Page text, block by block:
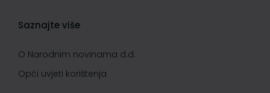
Saznajte više
O Narodnim novinama d.d.
Opći uvjeti korištenja